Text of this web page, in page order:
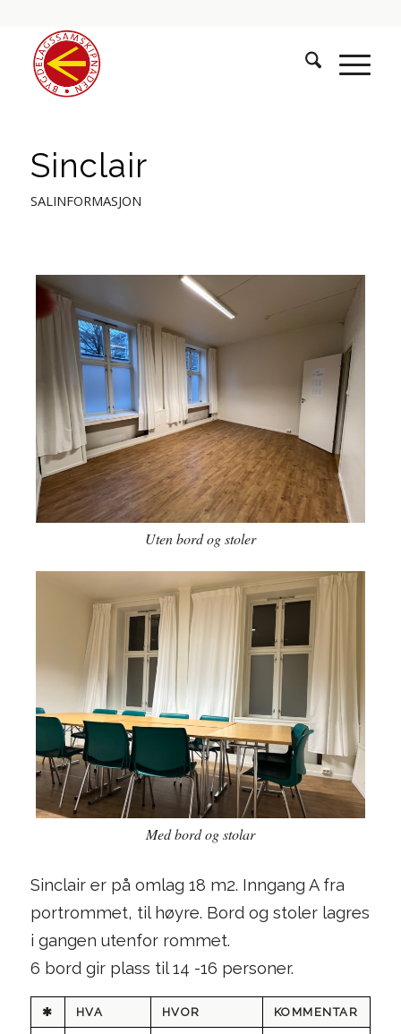
Sinclair
SALINFORMASJON
Uten bord og stoler
Med bord og stolar
Sinclair er på omlag 18 m2. Inngang A fra
portrommet, til høyre. Bord og stoler lagres
i gangen utenfor rommet.
6 bord gir plass til 14 -16 personer.
✱ HVA HVOR KOMMENTAR